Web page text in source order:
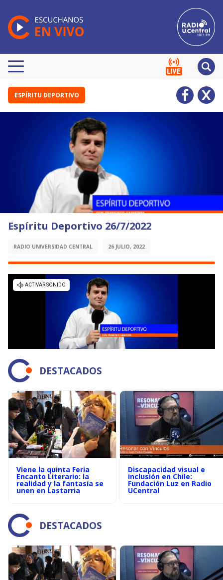
ESPÍRITU DEPORTIVO
Espíritu Deportivo 26/7/2022
RADIO UNIVERSIDAD CENTRAL 26 JULIO, 2022
DESTACADOS
Viene la quinta Feria
Encanto Literario: la
realidad y la fantasía se
unen en Lastarria
Discapacidad visual e
inclusión en Chile:
Fundación Luz en Radio
UCentral
DESTACADOS